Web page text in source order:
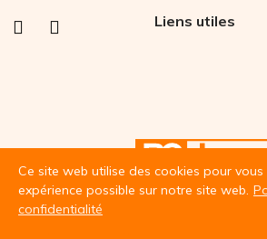
Liens utiles
Ce site web utilise des cookies pour
expérience possible sur notre site web.
confidentialité